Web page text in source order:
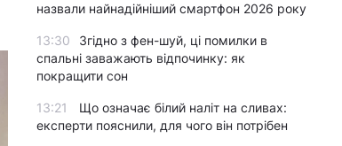
назвали найнадійніший смартфон 2026 року
13:30
Згідно з фен-шуй, ці помилки в
спальні заважають відпочинку: як
покращити сон
13:21
Що означає білий наліт на сливах:
експерти пояснили, для чого він потрібен